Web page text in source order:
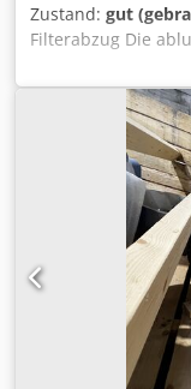
Zustand: gut
Filterabzug Die
von Erlab bieten
und garantieren
unzähligen
hinaus
Technologie,
die alle kritischen
überwacht und
Vorteile
Filterabzug
Klasse II.
Chemikalien im
Kontrolle der